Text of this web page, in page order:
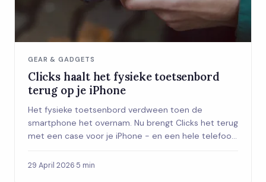
GEAR & GADGETS
Clicks haalt het fysieke toetsenbord
terug op je iPhone
Het fysieke toetsenbord verdween toen de
smartphone het overnam. Nu brengt Clicks het terug
met een case voor je iPhone - en een hele telefoon
29 April 2026·5 min